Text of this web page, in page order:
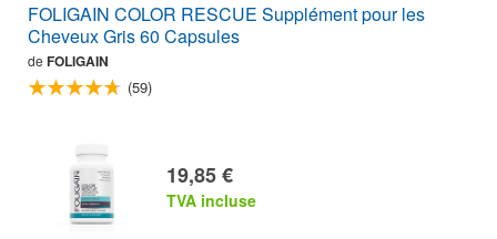
FOLIGAIN COLOR RESCUE Supplément pour les
Cheveux Gris 60 Capsules
de FOLIGAIN
(59)
19,85 €
TVA incluse